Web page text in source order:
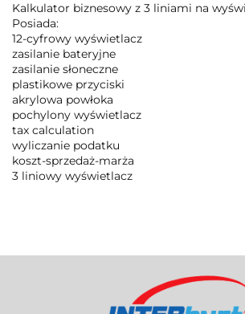
Kalkulator biznesowy z 3 liniami na
Posiada:
12-cyfrowy wyświetlacz
zasilanie bateryjne
zasilanie słoneczne
plastikowe przyciski
akrylowa powłoka
pochylony wyświetlacz
tax calculation
wyliczanie podatku
koszt-sprzedaż-marża
3 liniowy wyświetlacz